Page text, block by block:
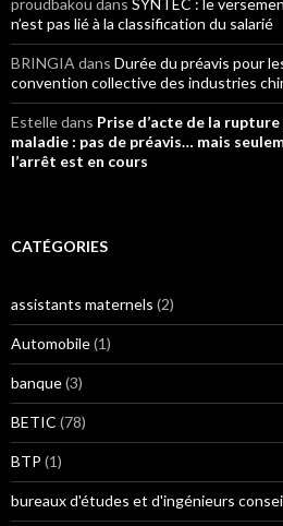
proudbakou dans SYNTEC : le
n’est pas lié à la classification du salarié
BRINGIA dans Durée du préavis pour
convention collective des industries
Estelledans Prise d’acte de la
maladie : pas de préavis… mais
l’arrêt est en cours
CATÉGORIES
assistants maternels (2)
Automobile(1)
banque(3)
BETIC (78)
BTP (1)
bureaux d'études et d'ingénieurs